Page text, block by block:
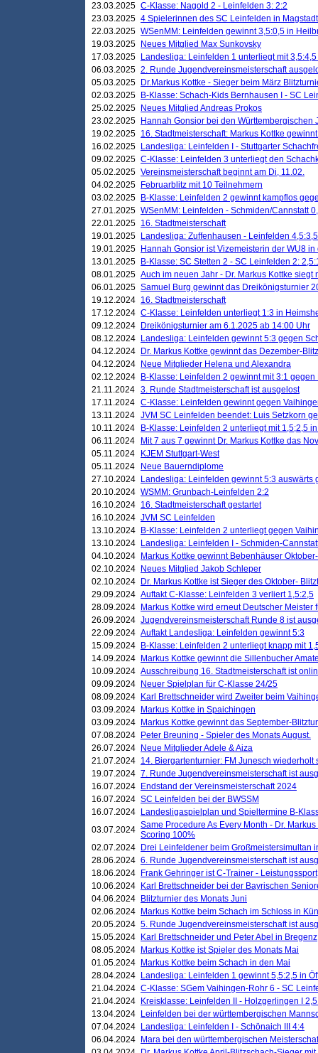
23.03.2025 C-Klasse: Nagold 2 - Leinfelden 3: 2:2
23.03.2025 4 Spielerinnen des SC Leinfelden in Magstadt
22.03.2025 WSenMM: Leinfelden gewinnt 3,5:0,5 in
19.03.2025
Neues Mitglied Max Sunkovsky
17.03.2025
Landesliga: Leinfelden 1 unterliegt mit
06.03.2025 2. Runde Jugendvereinsmeisterschaft
05.03.2025
Dr.Markus Kottke - Sieger beim März
02.03.2025
B-Klasse: Schach-Kids Bernhausen I - SC
25.02.2025
Neues Mitglied Andreas Prokos
23.02.2025
Hannah Gonsior bei den Württembergischen
19.02.2025 16. Stadtmeisterschaft: Markus Kottke
16.02.2025
Landesliga: Leinfelden I - Stuttgarter
09.02.2025 C-Klasse: Leinfelden 3 unterliegt den
05.02.2025 Vereinsmeisterschaft beginnt am Di, 11.02.
04.02.2025
Februarblitz mit 10 Teilnehmern
03.02.2025
B-Klasse: Leinfelden 2 gewinnt kampflos
27.01.2025 WSenMM: Leinfelden - Schmiden/Cannstatt
22.01.2025 16. Stadtmeisterschaft
19.01.2025
Landesliga: Zuffenhausen - Leinfelden 4,5:3,5
19.01.2025
Hannah Gonsior ist Vizemeisterin der WU8 in
13.01.2025
B-Klasse: SC Stetten 2 - SC Leinfelden 2:
08.01.2025 Auch im neuen Jahr - Dr. Markus Kottke
06.01.2025 Samuel Burg gewinnt das Dreikönigsturnier
19.12.2024 16. Stadtmeisterschaft
17.12.2024 C-Klasse: Leinfelden unterliegt 1:3 in
09.12.2024
Dreikönigsturnier am 6.1.2025 ab 14:00 Uhr
08.12.2024
Landesliga: Leinfelden gewinnt 5:3 gegen
04.12.2024
Dr. Markus Kottke gewinnt das Dezember-
04.12.2024
Neue Mitglieder Helena und Alexandra
02.12.2024
B-Klasse: Leinfelden 2 gewinnt mit 3:1
21.11.2024 3. Runde Stadtmeisterschaft ist ausgelost
17.11.2024 C-Klasse: Leinfelden gewinnt gegen
13.11.2024 JVM SC Leinfelden beendet: Luis Setzkorn
10.11.2024
B-Klasse: Leinfelden 2 unterliegt mit 1,5;2,5
06.11.2024
Mit 7 aus 7 gewinnt Dr. Markus Kottke das
05.11.2024
KJEM Stuttgart-West
05.11.2024
Neue Bauerndiplome
27.10.2024
Landesliga: Leinfelden gewinnt 5:3 auswärts
20.10.2024 WSMM: Grunbach-Leinfelden 2:2
16.10.2024 16. Stadtmeisterschaft gestartet
16.10.2024 JVM SC Leinfelden
13.10.2024
B-Klasse: Leinfelden 2 unterliegt gegen
13.10.2024
Landesliga: Leinfelden I - Schmiden-
04.10.2024
Markus Kottke gewinnt Bebenhäuser
02.10.2024
Neues Mitglied Jakob Schleper
02.10.2024
Dr. Markus Kottke ist Sieger des Oktober-
29.09.2024 Auftakt C-Klasse: Leinfelden 3 verliert 1,5:2,5
28.09.2024
Markus Kottke wird erneut Deutscher Meister
26.09.2024 Jugendvereinsmeisterschaft Runde 8 ist
22.09.2024 Auftakt Landesliga: Leinfelden gewinnt 5:3
15.09.2024
B-Klasse: Leinfelden 2 unterliegt knapp mit
14.09.2024
Markus Kottke gewinnt die Sillenbucher
10.09.2024 Ausschreibung 16. Stadtmeisterschaft ist
09.09.2024
Neuer Spielplan für C-Klasse 24/25
08.09.2024
Karl Brettschneider wird Zweiter beim
03.09.2024
Markus Kottke in Spaichingen
03.09.2024
Markus Kottke gewinnt das September-
07.08.2024
Peter Breuning - Spieler des Monats August.
26.07.2024
Neue Mitglieder Adele & Aiza
21.07.2024 14. Biergartenturnier: FM Junesch wiederholt
19.07.2024 7. Runde Jugendvereinsmeisterschaft ist
16.07.2024
Endstand der Vereinsmeisterschaft 2024
16.07.2024 SC Leinfelden bei der BWSSM
16.07.2024
Landesligaspielplan und Spieltermine B-
03.07.2024 Same Procedure As Every Month - Dr.
Scoring 100%
02.07.2024
Drei Leinfeldener beim Großmeistersimultan
28.06.2024 6. Runde Jugendvereinsmeisterschaft ist
18.06.2024
Frank Gehringer ist C-Trainer - Leistungssport
10.06.2024
Karl Brettschneider bei der Bayrischen
04.06.2024
Blitzturnier des Monats Juni
02.06.2024
Markus Kottke beim Schach im Schloss in
20.05.2024 5. Runde Jugendvereinsmeisterschaft ist
15.05.2024
Karl Brettschneider und Peter Abel in Bregenz
08.05.2024
Markus Kottke ist Spieler des Monats Mai
01.05.2024
Markus Kottke beim Schach in den Mai
28.04.2024
Landesliga: Leinfelden 1 gewinnt 5,5:2,5 in
21.04.2024 C-Klasse: SGem Vaihingen-Rohr 6 - SC
21.04.2024
Kreisklasse: Leinfelden II - Holzgerlingen I
13.04.2024
Leinfelden bei der württembergischen
07.04.2024
Landesliga: Leinfelden I - Schönaich III 4:4
06.04.2024
Mara bei den württembergischen